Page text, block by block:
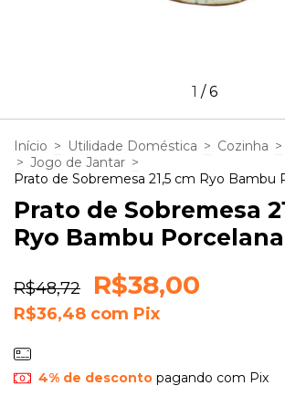
1 /6
Início > Utilidade Doméstica > Cozinha >
> Jogo de Jantar >
Prato de Sobremesa 21,5 cm Ryo Bambu
Prato de Sobremesa
Ryo Bambu
R$48,72 R$38,00
R$36,48 com Pix
4% de descontopagando com Pix